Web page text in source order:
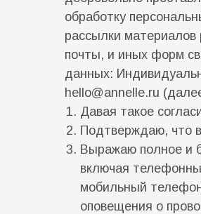
обработку
рассылки материалов
почты, и иных форм
данных:
hello@annelle.ru
Давая такое
Подтверждаю, что
Выражаю полное и
включая
мобильный
оповещения о